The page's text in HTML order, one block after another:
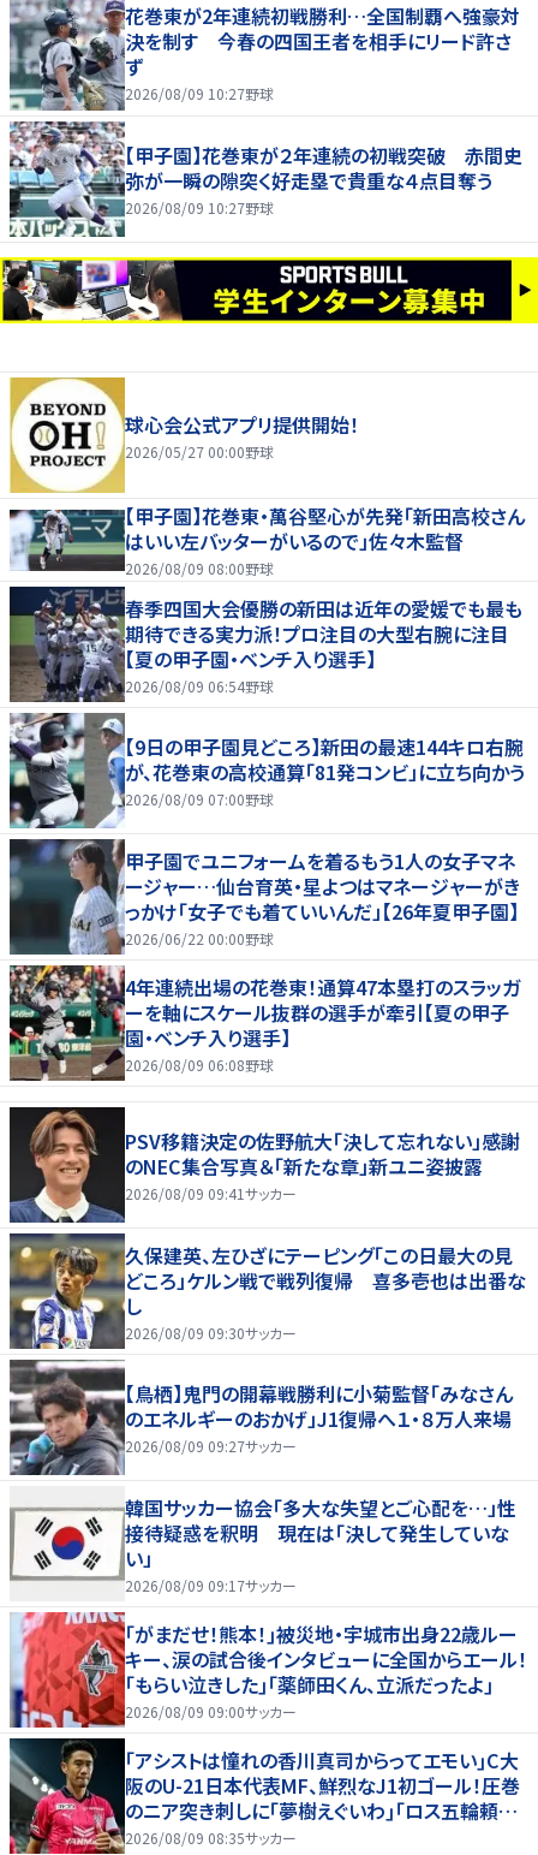
花巻東が2年連続初戦勝利…全国制覇へ強豪対
決を制す 今春の四国王者を相手にリード許さ
ず
2026/08/09 10:27野球
【甲子園】花巻東が２年連続の初戦突破 赤間史
弥が一瞬の隙突く好走塁で貴重な４点目奪う
2026/08/09 10:27野球
球心会公式アプリ提供開始！
2026/05/27 00:00野球
【甲子園】花巻東・萬谷堅心が先発「新田高校さん
はいい左バッターがいるので」佐々木監督
2026/08/09 08:00野球
春季四国大会優勝の新田は近年の愛媛でも最も
期待できる実力派！プロ注目の大型右腕に注目
【夏の甲子園・ベンチ入り選手】
2026/08/09 06:54野球
【9日の甲子園見どころ】新田の最速144キロ右腕
が、花巻東の高校通算「81発コンビ」に立ち向かう
2026/08/09 07:00野球
甲子園でユニフォームを着るもう1人の女子マネ
ージャー…仙台育英・星よつはマネージャーがき
っかけ「女子でも着ていいんだ」【26年夏甲子園】
2026/06/22 00:00野球
4年連続出場の花巻東！通算47本塁打のスラッガ
ーを軸にスケール抜群の選手が牽引【夏の甲子
園・ベンチ入り選手】
2026/08/09 06:08野球
PSV移籍決定の佐野航大「決して忘れない」感謝
のNEC集合写真＆「新たな章」新ユニ姿披露
2026/08/09 09:41サッカー
久保建英、左ひざにテーピング「この日最大の見
どころ」ケルン戦で戦列復帰 喜多壱也は出番な
し
2026/08/09 09:30サッカー
【鳥栖】鬼門の開幕戦勝利に小菊監督「みなさん
のエネルギーのおかげ」J1復帰へ１・８万人来場
2026/08/09 09:27サッカー
韓国サッカー協会「多大な失望とご心配を…」性
接待疑惑を釈明 現在は「決して発生していな
い」
2026/08/09 09:17サッカー
｢がまだせ！熊本！｣被災地・宇城市出身22歳ルー
キー、涙の試合後インタビューに全国からエール！
｢もらい泣きした｣｢薬師田くん、立派だったよ｣
2026/08/09 09:00サッカー
｢アシストは憧れの香川真司からってエモい｣C大
阪のU-21日本代表MF、鮮烈なJ1初ゴール！圧巻
のニア突き刺しに｢夢樹えぐいわ｣｢ロス五輪頼む
ぞ｣
2026/08/09 08:35サッカー